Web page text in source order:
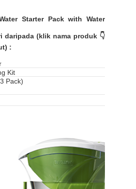
Starter Pack with Water
(klik nama produk 👇
:
Kit
Pack)